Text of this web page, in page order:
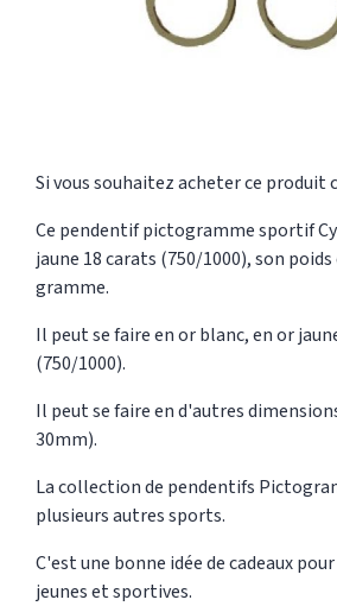
Si vous souhaitez acheter ce produit
Ce pendentif pictogramme sportif
jaune 18 carats (750/1000), son
gramme.
Il peut se faire en or blanc, en or
(750/1000).
Il peut se faire en d'autres
30mm).
La collection de pendentifs
plusieurs autres sports.
C'est une bonne idée de cadeaux
jeunes et sportives.